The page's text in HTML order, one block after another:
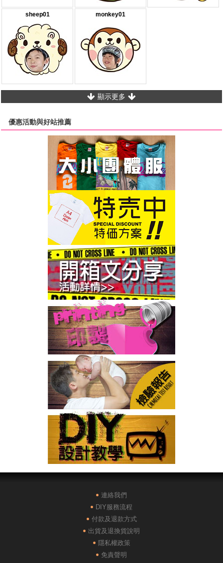
sheep01 monkey01
顯示更多
優惠活動與好站推薦
連絡我們
DIY服務流程
付款及退款方式
出貨及退換貨說明
隱私權政策
免責聲明